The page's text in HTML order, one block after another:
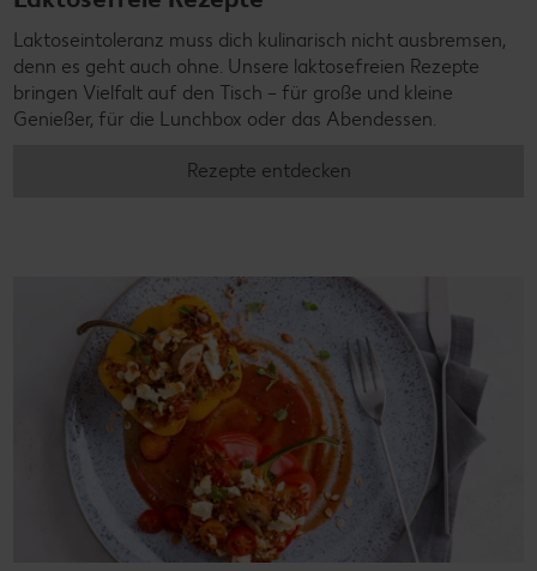
Laktoseintoleranz muss dich kulinarisch nicht ausbremsen,
denn es geht auch ohne. Unsere laktosefreien Rezepte
bringen Vielfalt auf den Tisch – für große und kleine
Genießer, für die Lunchbox oder das Abendessen.
Rezepte entdecken